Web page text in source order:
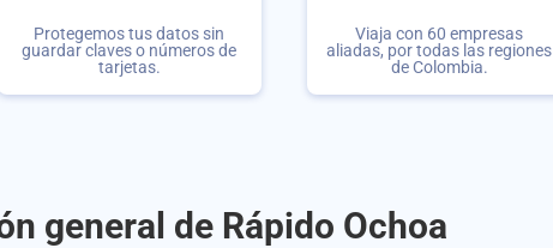
Protegemos tus datos sin
guardar claves o números de
tarjetas.
Viaja con 60 empresas
aliadas, por todas las regiones
de Colombia.
general de Rápido Ochoa